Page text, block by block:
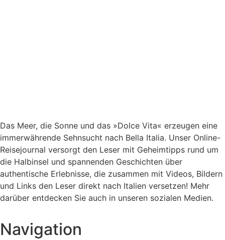
Das Meer, die Sonne und das »Dolce Vita« erzeugen eine
immerwährende Sehnsucht nach Bella Italia. Unser Online-
Reisejournal versorgt den Leser mit Geheimtipps rund um
die Halbinsel und spannenden Geschichten über
authentische Erlebnisse, die zusammen mit Videos, Bildern
und Links den Leser direkt nach Italien versetzen! Mehr
darüber entdecken Sie auch in unseren sozialen Medien.
Navigation